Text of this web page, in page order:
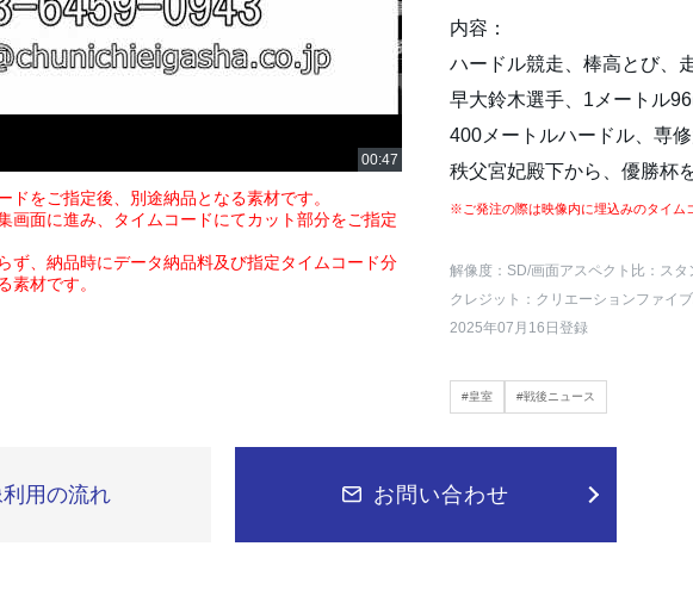
をご指定後、別途納品となる素材です。
画面に進み、タイムコードにてカット部分をご指定
ず、納品時にデータ納品料及び指定タイムコード分
素材です。
内容：
ハードル競走、棒高とび、
早大鈴木選手、1メートル
400メートルハードル、専
秩父宮妃殿下から、優勝杯
※ご発注の際は映像内に埋込みのタイム
解像度：SD/画面アスペクト比：スタ
クレジット：クリエーションファイ
2025年07月16日登録
#皇室 #戦後ニュース
用の流れ お問い合わせ